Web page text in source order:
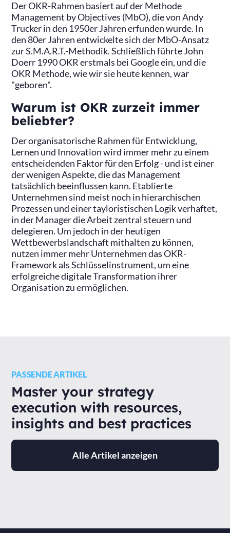
Der OKR-Rahmen basiert auf der Methode
Management by Objectives (MbO), die von Andy
Trucker in den 1950er Jahren erfunden wurde. In
den 80er Jahren entwickelte sich der MbO-Ansatz
zur S.M.A.R.T.-Methodik. Schließlich führte John
Doerr 1990 OKR erstmals bei Google ein, und die
OKR Methode, wie wir sie heute kennen, war
"geboren".
Warum ist OKR zurzeit immer
beliebter?
Der organisatorische Rahmen für Entwicklung,
Lernen und Innovation wird immer mehr zu einem
entscheidenden Faktor für den Erfolg - und ist einer
der wenigen Aspekte, die das Management
tatsächlich beeinflussen kann. Etablierte
Unternehmen sind meist noch in hierarchischen
Prozessen und einer tayloristischen Logik verhaftet,
in der Manager die Arbeit zentral steuern und
delegieren. Um jedoch in der heutigen
Wettbewerbslandschaft mithalten zu können,
nutzen immer mehr Unternehmen das OKR-
Framework als Schlüsselinstrument, um eine
erfolgreiche digitale Transformation ihrer
Organisation zu ermöglichen.
PASSENDE ARTIKEL
Master your strategy
execution with resources,
insights and best practices
Alle Artikel anzeigen